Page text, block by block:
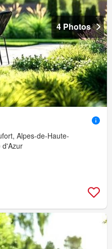
4 Photos
Alpes-de-Haute-
d'Azur